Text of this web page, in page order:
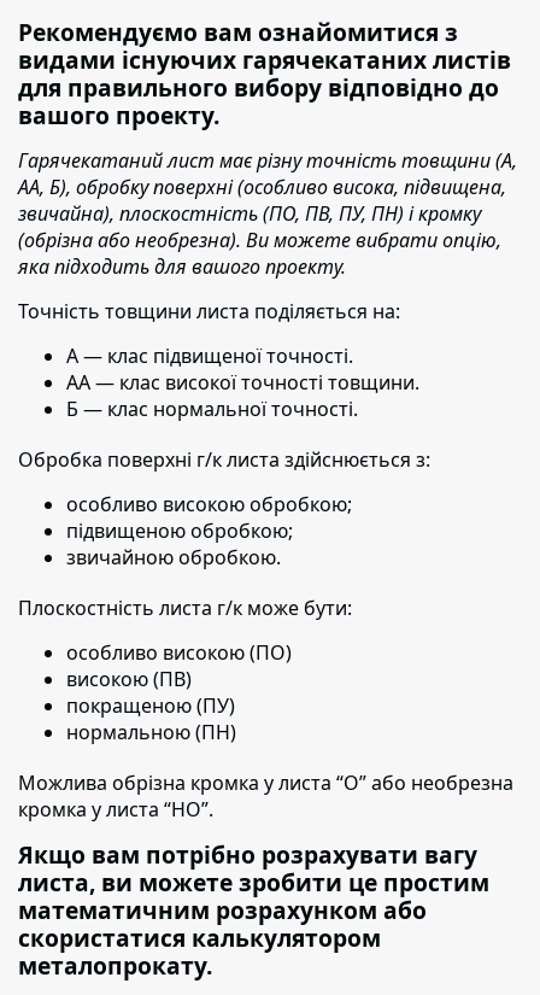
Рекомендуємо вам ознайомитися з
видами існуючих гарячекатаних листів
для правильного вибору відповідно до
вашого проекту.
Гарячекатаний лист має різну точність товщини (А,
АА, Б), обробку поверхні (особливо висока, підвищена,
звичайна), плоскостність (ПО, ПВ, ПУ, ПН) і кромку
(обрізна або необрезна). Ви можете вибрати опцію,
яка підходить для вашого проекту.
Точність товщини листа поділяється на:
А — клас підвищеної точності.
АА — клас високої точності товщини.
Б — клас нормальної точності.
Обробка поверхні г/к листа здійснюється з:
особливо високою обробкою;
підвищеною обробкою;
звичайною обробкою.
Плоскостність листа г/к може бути:
особливо високою (ПО)
високою (ПВ)
покращеною (ПУ)
нормальною (ПН)
Можлива обрізна кромка у листа “О” або необрезна
кромка у листа “НО”.
Якщо вам потрібно розрахувати вагу
листа, ви можете зробити це простим
математичним розрахунком або
скористатися калькулятором
металопрокату.